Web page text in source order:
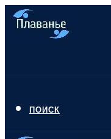
ПОИСК